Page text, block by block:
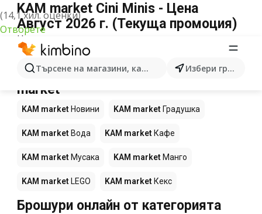
(14,1 хил. оценки)
Отворете
Търсене на магазини, категории, продукти...Избери град
KAM market Cini Minis - Цена
Август 2026 г. (Текуща промоция)
Не можахме да намерим резултати за този
термин.
Още продукти в магазините KAM
market
KAM market Новини KAM market Градушка
KAM market Вода KAM market Кафе
KAM market Мусака KAM market Манго
KAM market LEGO KAM market Кекс
Брошури онлайн от категорията